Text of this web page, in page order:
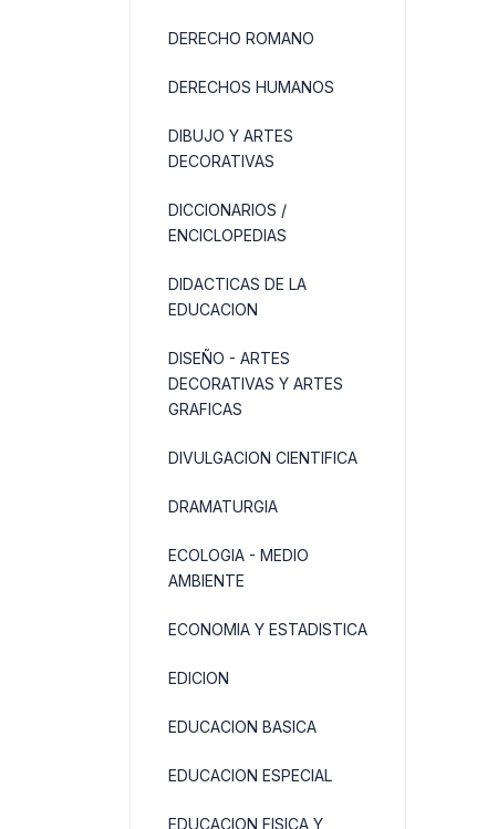
DERECHO ROMANO
DERECHOS HUMANOS
DIBUJO Y ARTES
DECORATIVAS
DICCIONARIOS /
ENCICLOPEDIAS
DIDACTICAS DE LA
EDUCACION
DISEÑO - ARTES
DECORATIVAS Y ARTES
GRAFICAS
DIVULGACION CIENTIFICA
DRAMATURGIA
ECOLOGIA - MEDIO
AMBIENTE
ECONOMIA Y ESTADISTICA
EDICION
EDUCACION BASICA
EDUCACION ESPECIAL
EDUCACION FISICA Y